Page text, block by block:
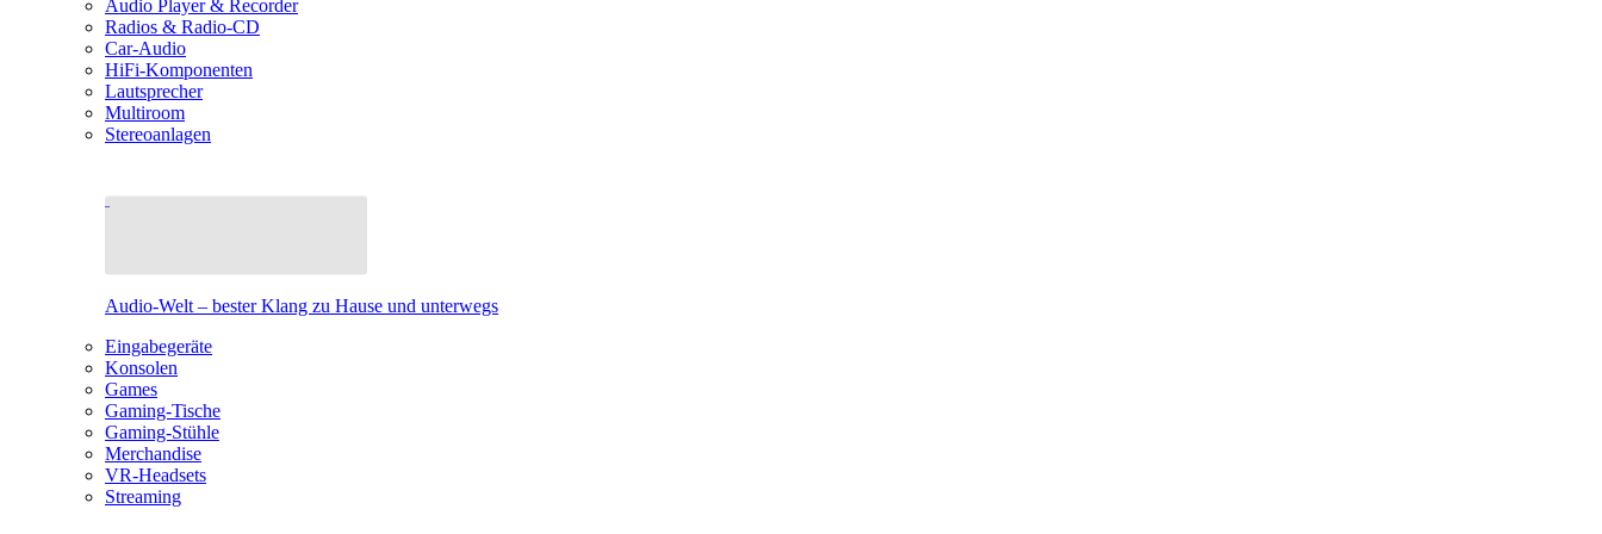
Audio Player & Recorder
Radios & Radio-CD
Car-Audio
HiFi-Komponenten
Lautsprecher
Multiroom
Stereoanlagen
Audio-Welt – bester Klang zu Hause und unterwegs
Eingabegeräte
Konsolen
Games
Gaming-Tische
Gaming-Stühle
Merchandise
VR-Headsets
Streaming